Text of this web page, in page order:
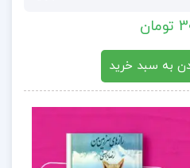
به سبد خرید